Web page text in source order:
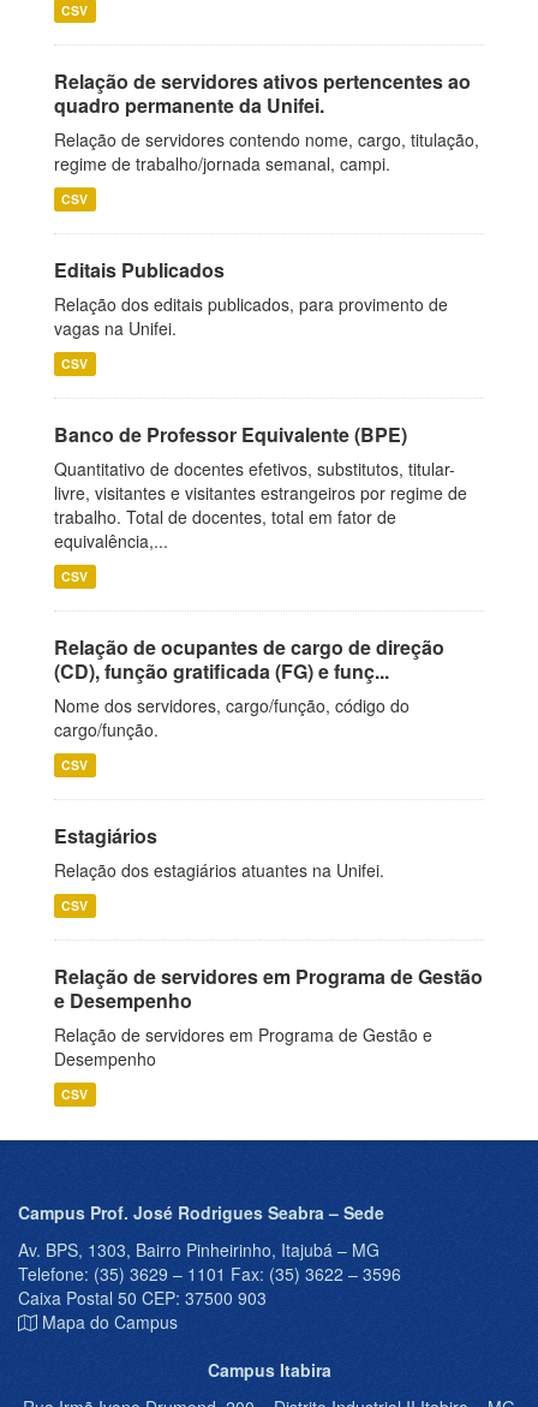
CSV
Relação de servidores ativos pertencentes ao
quadro permanente da Unifei.
Relação de servidores contendo nome, cargo, titulação,
regime de trabalho/jornada semanal, campi.
CSV
Editais Publicados
Relação dos editais publicados, para provimento de
vagas na Unifei.
CSV
Banco de Professor Equivalente (BPE)
Quantitativo de docentes efetivos, substitutos, titular-
livre, visitantes e visitantes estrangeiros por regime de
trabalho. Total de docentes, total em fator de
equivalência,...
CSV
Relação de ocupantes de cargo de direção
(CD), função gratificada (FG) e funç...
Nome dos servidores, cargo/função, código do
cargo/função.
CSV
Estagiários
Relação dos estagiários atuantes na Unifei.
CSV
Relação de servidores em Programa de Gestão
e Desempenho
Relação de servidores em Programa de Gestão e
Desempenho
CSV
Campus Prof. José Rodrigues Seabra – Sede
Av. BPS, 1303, Bairro Pinheirinho, Itajubá – MG
Telefone: (35) 3629 – 1101 Fax: (35) 3622 – 3596
Caixa Postal 50 CEP: 37500 903
Mapa do Campus
Campus Itabira